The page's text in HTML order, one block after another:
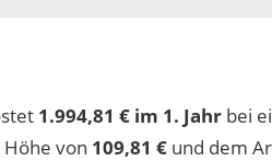
1.994,81 € im 1. Jahr bei
von 109,81 € und dem